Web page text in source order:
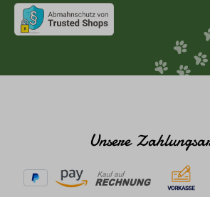
Unsere